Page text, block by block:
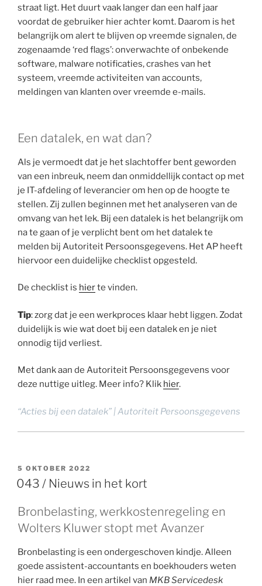
straat ligt. Het duurt vaak langer dan een half jaar
voordat de gebruiker hier achter komt. Daarom is het
belangrijk om alert te blijven op vreemde signalen, de
zogenaamde ‘red flags’: onverwachte of onbekende
software, malware notificaties, crashes van het
systeem, vreemde activiteiten van accounts,
meldingen van klanten over vreemde e-mails.
Een datalek, en wat dan?
Als je vermoedt dat je het slachtoffer bent geworden
van een inbreuk, neem dan onmiddellijk contact op met
je IT-afdeling of leverancier om hen op de hoogte te
stellen. Zij zullen beginnen met het analyseren van de
omvang van het lek. Bij een datalek is het belangrijk om
na te gaan of je verplicht bent om het datalek te
melden bij Autoriteit Persoonsgegevens. Het AP heeft
hiervoor een duidelijke checklist opgesteld.
De checklist is hierte vinden.
Tip: zorg dat je een werkproces klaar hebt liggen. Zodat
duidelijk is wie wat doet bij een datalek en je niet
onnodig tijd verliest.
Met dank aan de Autoriteit Persoonsgegevens voor
deze nuttige uitleg. Meer info? Klik hier.
“Acties bij een datalek” | Autoriteit Persoonsgegevens
GEPLAATST
OP
5 OKTOBER 2022
043 / Nieuws in het kort
Bronbelasting, werkkostenregeling en
Wolters Kluwer stopt met Avanzer
Bronbelasting is een ondergeschoven kindje. Alleen
goede assistent-accountants en boekhouders weten
hier raad mee. In een artikel van MKB Servicedesk